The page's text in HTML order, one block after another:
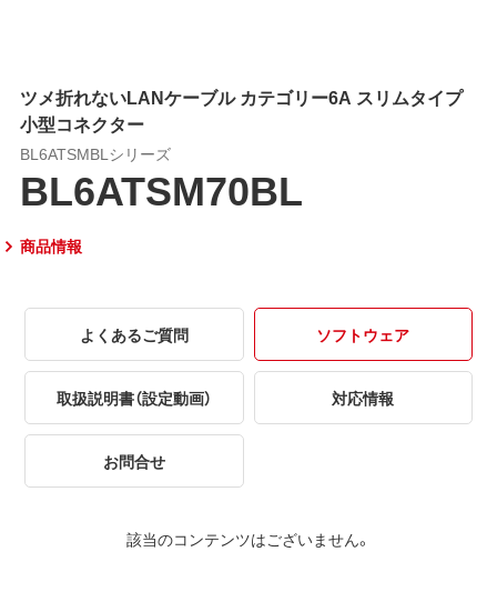
ツメ折れないLANケーブル カテゴリー6A スリムタイプ
小型コネクター
BL6ATSMBLシリーズ
BL6ATSM70BL
商品情報
よくあるご質問 ソフトウェア
取扱説明書（設定動画） 対応情報
お問合せ
該当のコンテンツはございません。